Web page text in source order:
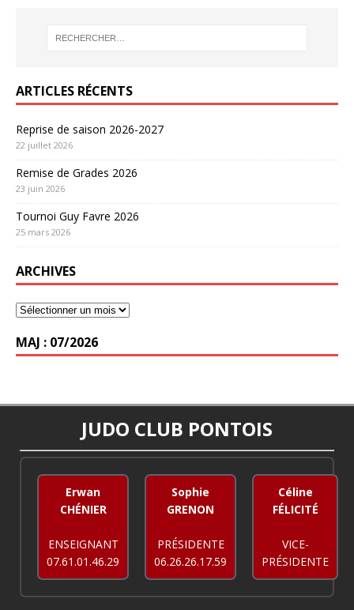
ARTICLES RÉCENTS
Reprise de saison 2026-2027
22 juillet 2026
Remise de Grades 2026
23 juin 2026
Tournoi Guy Favre 2026
25 mars 2026
ARCHIVES
MAJ : 07/2026
JUDO CLUB PONTOIS
Erwan
CHÉNIER
ENSEIGNANT
07.61.01.46.29
Sophie
GRENON
PRÉSIDENTE
06.26.26.17.59
Céline
FÉLICITÉ
VICE-
PRÉSIDENTE